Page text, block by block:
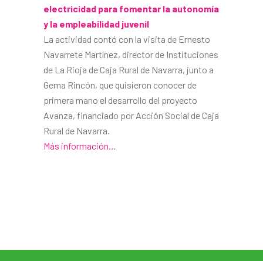
electricidad para fomentar la autonomía
y la empleabilidad juvenil
La actividad contó con la visita de Ernesto
Navarrete Martínez, director de Instituciones
de La Rioja de Caja Rural de Navarra, junto a
Gema Rincón, que quisieron conocer de
primera mano el desarrollo del proyecto
Avanza, financiado por Acción Social de Caja
Rural de Navarra.
Más información…